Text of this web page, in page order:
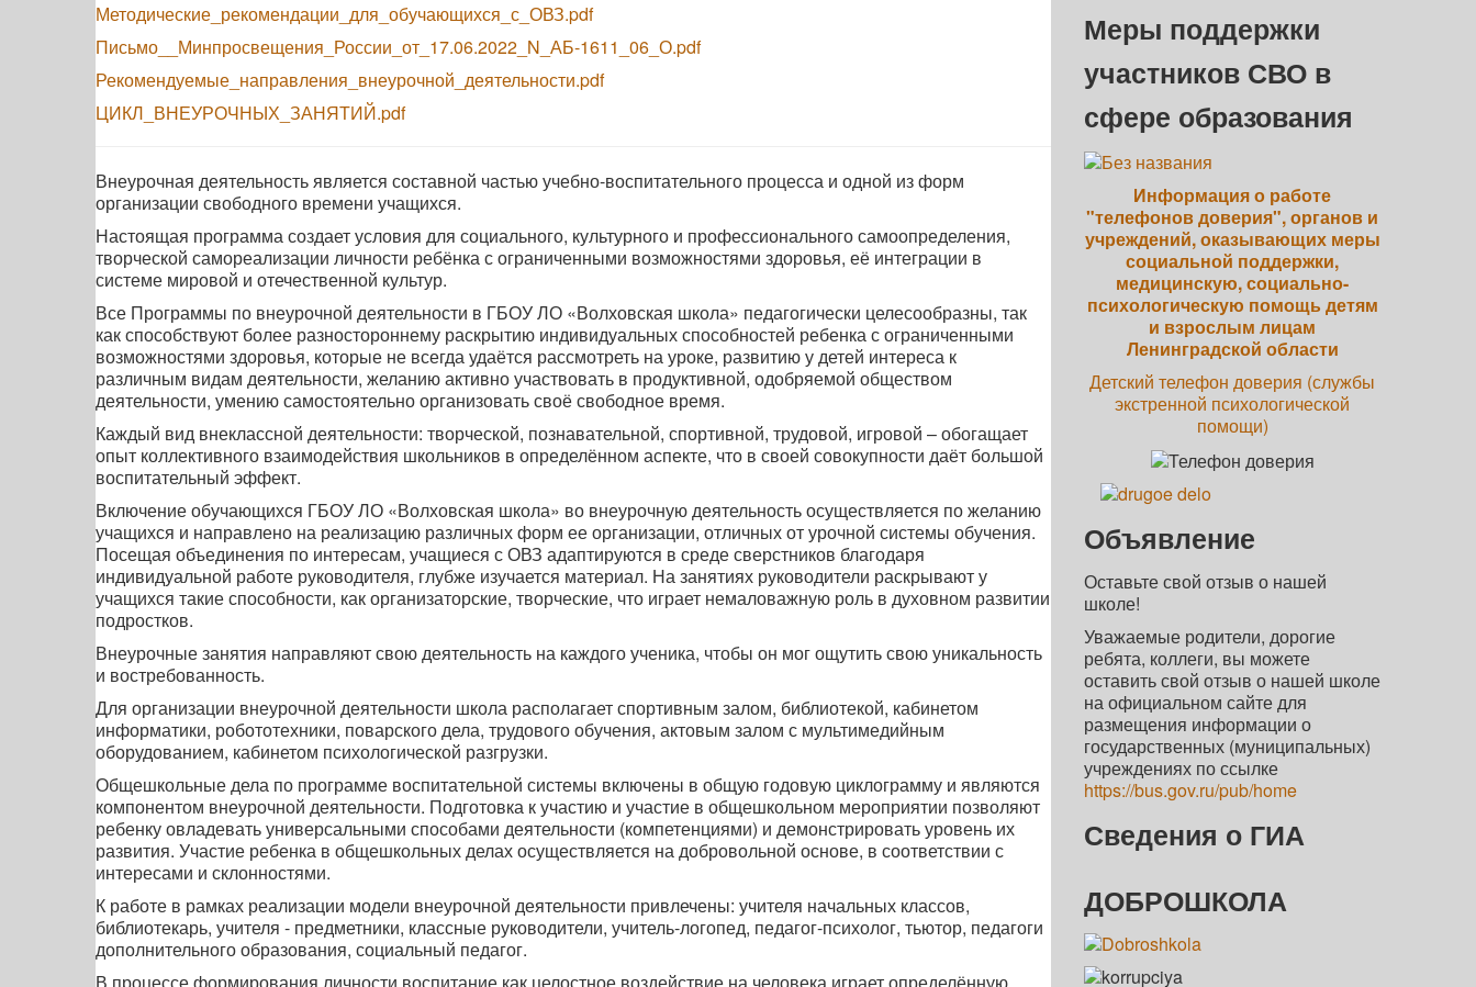
Методические_рекомендации_для_обучающихся_с_ОВЗ.pdf
Письмо__Минпросвещения_России_от_17.06.2022_N_АБ-1611_06_О.pdf
Рекомендуемые_направления_внеурочной_деятельности.pdf
ЦИКЛ_ВНЕУРОЧНЫХ_ЗАНЯТИЙ.pdf
Внеурочная деятельность является составной частью учебно-воспитательного процесса и одной из форм
организации свободного времени учащихся.
Настоящая программа создает условия для социального, культурного и профессионального самоопределения,
творческой самореализации личности ребёнка с ограниченными возможностями здоровья, её интеграции в
системе мировой и отечественной культур.
Все Программы по внеурочной деятельности в ГБОУ ЛО «Волховская школа» педагогически целесообразны, так
как способствуют более разностороннему раскрытию индивидуальных способностей ребенка с ограниченными
возможностями здоровья, которые не всегда удаётся рассмотреть на уроке, развитию у детей интереса к
различным видам деятельности, желанию активно участвовать в продуктивной, одобряемой обществом
деятельности, умению самостоятельно организовать своё свободное время.
Каждый вид внеклассной деятельности: творческой, познавательной, спортивной, трудовой, игровой – обогащает
опыт коллективного взаимодействия школьников в определённом аспекте, что в своей совокупности даёт большой
воспитательный эффект.
Включение обучающихся ГБОУ ЛО «Волховская школа» во внеурочную деятельность осуществляется по желанию
учащихся и направлено на реализацию различных форм ее организации, отличных от урочной системы обучения.
Посещая объединения по интересам, учащиеся с ОВЗ адаптируются в среде сверстников благодаря
индивидуальной работе руководителя, глубже изучается материал. На занятиях руководители раскрывают у
учащихся такие способности, как организаторские, творческие, что играет немаловажную роль в духовном развитии
подростков.
Внеурочные занятия направляют свою деятельность на каждого ученика, чтобы он мог ощутить свою уникальность
и востребованность.
Для организации внеурочной деятельности школа располагает спортивным залом, библиотекой, кабинетом
информатики, робототехники, поварского дела, трудового обучения, актовым залом с мультимедийным
оборудованием, кабинетом психологической разгрузки.
Общешкольные дела по программе воспитательной системы включены в общую годовую циклограмму и являются
компонентом внеурочной деятельности. Подготовка к участию и участие в общешкольном мероприятии позволяют
ребенку овладевать универсальными способами деятельности (компетенциями) и демонстрировать уровень их
развития. Участие ребенка в общешкольных делах осуществляется на добровольной основе, в соответствии с
интересами и склонностями.
К работе в рамках реализации модели внеурочной деятельности привлечены: учителя начальных классов,
библиотекарь, учителя - предметники, классные руководители, учитель-логопед, педагог-психолог, тьютор, педагоги
дополнительного образования, социальный педагог.
Меры поддержки
участников СВО в
сфере образования
Информация о работе
"телефонов доверия", органов и
учреждений, оказывающих меры
социальной поддержки,
медицинскую, социально-
психологическую помощь детям
и взрослым лицам
Ленинградской области
Детский телефон доверия (службы
экстренной психологической
помощи)
Объявление
Оставьте свой отзыв о нашей
школе!
Уважаемые родители, дорогие
ребята, коллеги, вы можете
оставить свой отзыв о нашей школе
на официальном сайте для
размещения информации о
государственных (муниципальных)
учреждениях по ссылке
https://bus.gov.ru/pub/home
Сведения о ГИА
ДОБРОШКОЛА